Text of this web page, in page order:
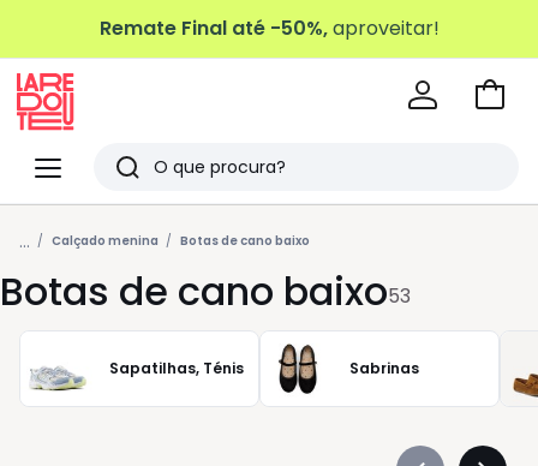
Remate Final até -50%,aproveitar!
Menu
Redoute
Pesquisar
Últimos
artigos
vistos
Ir
... Calçado menina Botas de cano baixo
Botas de cano baixo53
Sapatilhas, Ténis Sabrinas